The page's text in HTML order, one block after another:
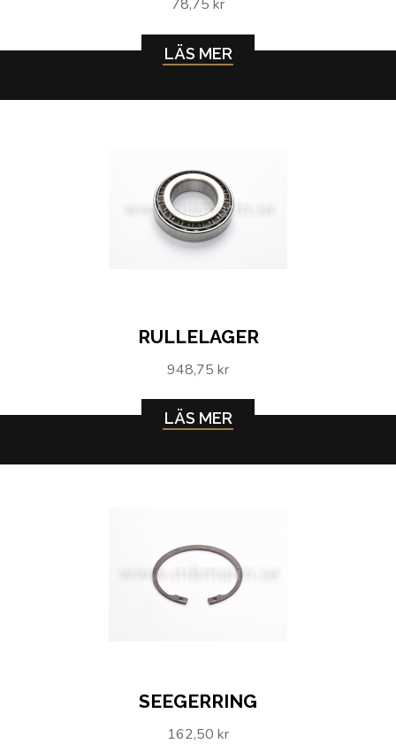
78,75 kr
LÄS MER
RULLELAGER
948,75 kr
LÄS MER
SEEGERRING
162,50 kr